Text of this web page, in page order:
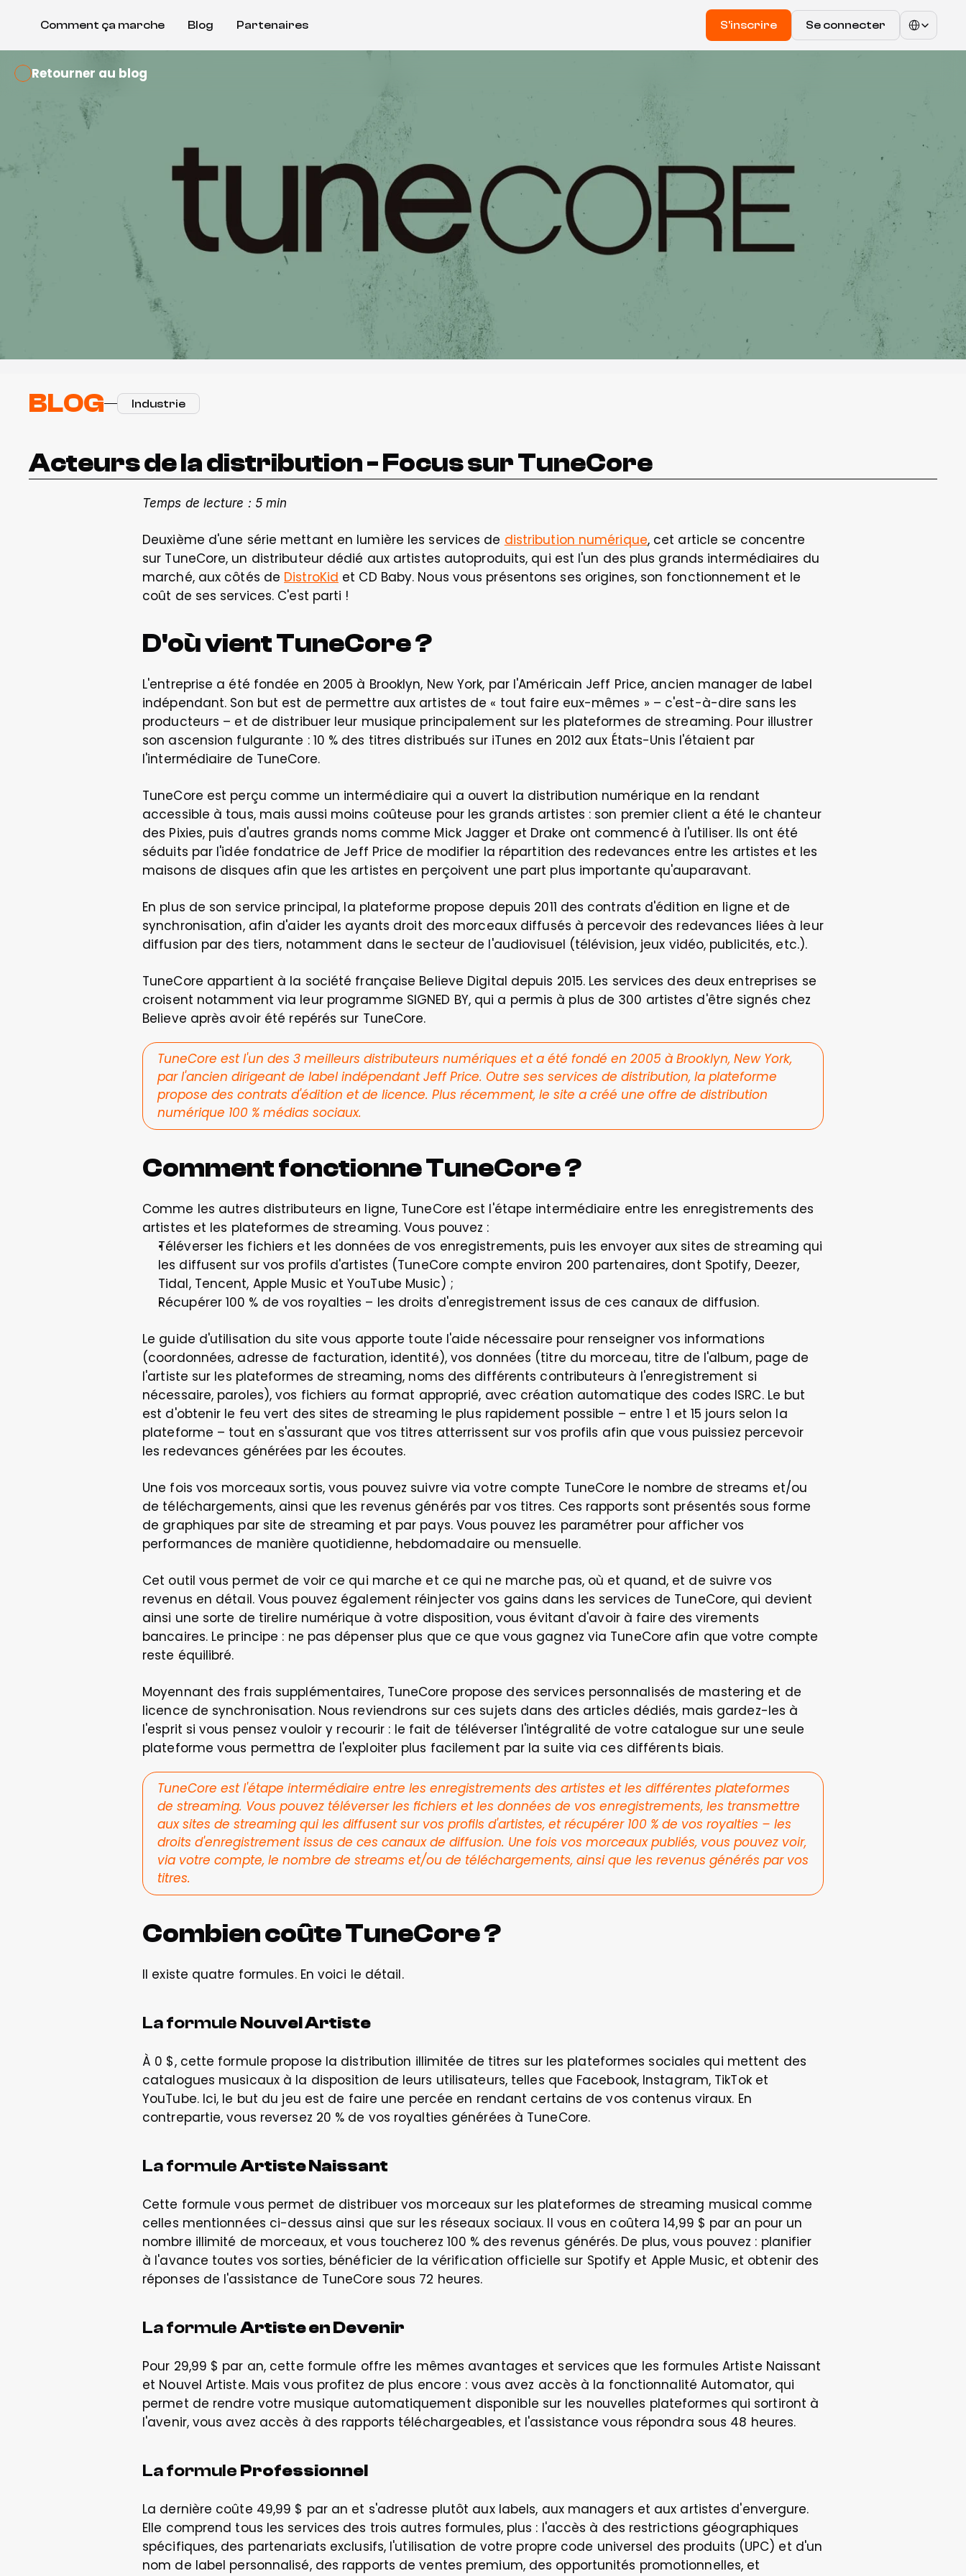
Comment ça marche Blog Partenaires S'inscrire Se connecter
Select Language
Retourner au blog
BLOG Industrie
Acteurs de la distribution - Focus sur TuneCore
Temps de lecture : 5 min
Deuxième d'une série mettant en lumière les services de distribution numérique, cet article se concentre
sur TuneCore, un distributeur dédié aux artistes autoproduits, qui est l'un des plus grands intermédiaires du
marché, aux côtés de DistroKid et CD Baby. Nous vous présentons ses origines, son fonctionnement et le
coût de ses services. C'est parti !
D'où vient TuneCore ?
L'entreprise a été fondée en 2005 à Brooklyn, New York, par l'Américain Jeff Price, ancien manager de label
indépendant. Son but est de permettre aux artistes de « tout faire eux-mêmes » – c'est-à-dire sans les
producteurs – et de distribuer leur musique principalement sur les plateformes de streaming. Pour illustrer
son ascension fulgurante : 10 % des titres distribués sur iTunes en 2012 aux États-Unis l'étaient par
l'intermédiaire de TuneCore.
TuneCore est perçu comme un intermédiaire qui a ouvert la distribution numérique en la rendant
accessible à tous, mais aussi moins coûteuse pour les grands artistes : son premier client a été le chanteur
des Pixies, puis d'autres grands noms comme Mick Jagger et Drake ont commencé à l'utiliser. Ils ont été
séduits par l'idée fondatrice de Jeff Price de modifier la répartition des redevances entre les artistes et les
maisons de disques afin que les artistes en perçoivent une part plus importante qu'auparavant.
En plus de son service principal, la plateforme propose depuis 2011 des contrats d'édition en ligne et de
synchronisation, afin d'aider les ayants droit des morceaux diffusés à percevoir des redevances liées à leur
diffusion par des tiers, notamment dans le secteur de l'audiovisuel (télévision, jeux vidéo, publicités, etc.).
TuneCore appartient à la société française Believe Digital depuis 2015. Les services des deux entreprises se
croisent notamment via leur programme SIGNED BY, qui a permis à plus de 300 artistes d'être signés chez
Believe après avoir été repérés sur TuneCore.
TuneCore est l'un des 3 meilleurs distributeurs numériques et a été fondé en 2005 à Brooklyn, New York,
par l'ancien dirigeant de label indépendant Jeff Price. Outre ses services de distribution, la plateforme
propose des contrats d'édition et de licence. Plus récemment, le site a créé une offre de distribution
numérique 100 % médias sociaux.
Comment fonctionne TuneCore ?
Comme les autres distributeurs en ligne, TuneCore est l'étape intermédiaire entre les enregistrements des
artistes et les plateformes de streaming. Vous pouvez :
Téléverser les fichiers et les données de vos enregistrements, puis les envoyer aux sites de streaming qui
les diffusent sur vos profils d'artistes (TuneCore compte environ 200 partenaires, dont Spotify, Deezer,
Tidal, Tencent, Apple Music et YouTube Music) ;
Récupérer 100 % de vos royalties – les droits d'enregistrement issus de ces canaux de diffusion.
Le guide d'utilisation du site vous apporte toute l'aide nécessaire pour renseigner vos informations
(coordonnées, adresse de facturation, identité), vos données (titre du morceau, titre de l'album, page de
l'artiste sur les plateformes de streaming, noms des différents contributeurs à l'enregistrement si
nécessaire, paroles), vos fichiers au format approprié, avec création automatique des codes ISRC. Le but
est d'obtenir le feu vert des sites de streaming le plus rapidement possible – entre 1 et 15 jours selon la
plateforme – tout en s'assurant que vos titres atterrissent sur vos profils afin que vous puissiez percevoir
les redevances générées par les écoutes.
Une fois vos morceaux sortis, vous pouvez suivre via votre compte TuneCore le nombre de streams et/ou
de téléchargements, ainsi que les revenus générés par vos titres. Ces rapports sont présentés sous forme
de graphiques par site de streaming et par pays. Vous pouvez les paramétrer pour afficher vos
performances de manière quotidienne, hebdomadaire ou mensuelle.
Cet outil vous permet de voir ce qui marche et ce qui ne marche pas, où et quand, et de suivre vos
revenus en détail. Vous pouvez également réinjecter vos gains dans les services de TuneCore, qui devient
ainsi une sorte de tirelire numérique à votre disposition, vous évitant d'avoir à faire des virements
bancaires. Le principe : ne pas dépenser plus que ce que vous gagnez via TuneCore afin que votre compte
reste équilibré.
Moyennant des frais supplémentaires, TuneCore propose des services personnalisés de mastering et de
licence de synchronisation. Nous reviendrons sur ces sujets dans des articles dédiés, mais gardez-les à
l'esprit si vous pensez vouloir y recourir : le fait de téléverser l'intégralité de votre catalogue sur une seule
plateforme vous permettra de l'exploiter plus facilement par la suite via ces différents biais.
TuneCore est l'étape intermédiaire entre les enregistrements des artistes et les différentes plateformes
de streaming. Vous pouvez téléverser les fichiers et les données de vos enregistrements, les transmettre
aux sites de streaming qui les diffusent sur vos profils d'artistes, et récupérer 100 % de vos royalties – les
droits d'enregistrement issus de ces canaux de diffusion. Une fois vos morceaux publiés, vous pouvez voir,
via votre compte, le nombre de streams et/ou de téléchargements, ainsi que les revenus générés par vos
titres.
Combien coûte TuneCore ?
Il existe quatre formules. En voici le détail.
La formule Nouvel Artiste
À 0 $, cette formule propose la distribution illimitée de titres sur les plateformes sociales qui mettent des
catalogues musicaux à la disposition de leurs utilisateurs, telles que Facebook, Instagram, TikTok et
YouTube. Ici, le but du jeu est de faire une percée en rendant certains de vos contenus viraux. En
contrepartie, vous reversez 20 % de vos royalties générées à TuneCore.
La formule Artiste Naissant
Cette formule vous permet de distribuer vos morceaux sur les plateformes de streaming musical comme
celles mentionnées ci-dessus ainsi que sur les réseaux sociaux. Il vous en coûtera 14,99 $ par an pour un
nombre illimité de morceaux, et vous toucherez 100 % des revenus générés. De plus, vous pouvez : planifier
à l'avance toutes vos sorties, bénéficier de la vérification officielle sur Spotify et Apple Music, et obtenir des
réponses de l'assistance de TuneCore sous 72 heures.
La formule Artiste en Devenir
Pour 29,99 $ par an, cette formule offre les mêmes avantages et services que les formules Artiste Naissant
et Nouvel Artiste. Mais vous profitez de plus encore : vous avez accès à la fonctionnalité Automator, qui
permet de rendre votre musique automatiquement disponible sur les nouvelles plateformes qui sortiront à
l'avenir, vous avez accès à des rapports téléchargeables, et l'assistance vous répondra sous 48 heures.
La formule Professionnel
La dernière coûte 49,99 $ par an et s'adresse plutôt aux labels, aux managers et aux artistes d'envergure.
Elle comprend tous les services des trois autres formules, plus : l'accès à des restrictions géographiques
spécifiques, des partenariats exclusifs, l'utilisation de votre propre code universel des produits (UPC) et d'un
nom de label personnalisé, des rapports de ventes premium, des opportunités promotionnelles, et